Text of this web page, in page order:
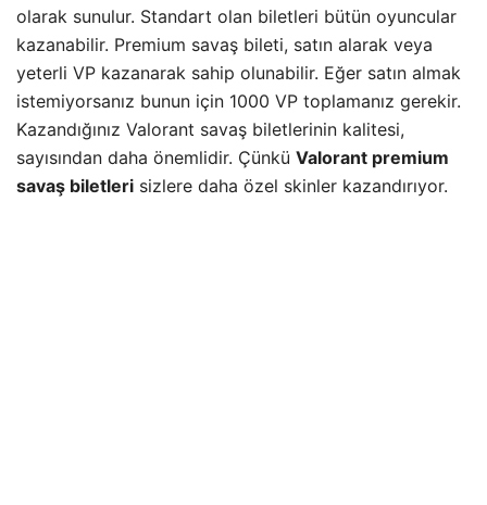
olarak sunulur. Standart olan biletleri bütün oyuncular
kazanabilir. Premium savaş bileti, satın alarak veya
yeterli VP kazanarak sahip olunabilir. Eğer satın almak
istemiyorsanız bunun için 1000 VP toplamanız gerekir.
Kazandığınız Valorant savaş biletlerinin kalitesi,
sayısından daha önemlidir. Çünkü Valorant premium
savaş biletleri sizlere daha özel skinler kazandırıyor.